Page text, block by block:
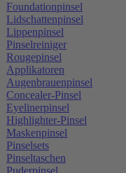
Foundationpinsel
Lidschattenpinsel
Lippenpinsel
Pinselreiniger
Rougepinsel
Applikatoren
Augenbrauenpinsel
Concealer-Pinsel
Eyelinerpinsel
Highlighter-Pinsel
Maskenpinsel
Pinselsets
Pinseltaschen
Puderpinsel